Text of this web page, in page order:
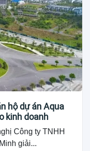
hộ dự án Aqua
kinh doanh
Công ty TNHH
giải...